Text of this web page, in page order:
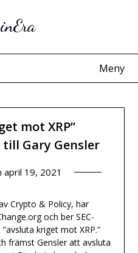
Meny
mot XRP”
Gary Gensler
april 19, 2021
Crypto & Policy, har
och ber SEC-
kriget mot XRP.”
främst Gensler att avsluta